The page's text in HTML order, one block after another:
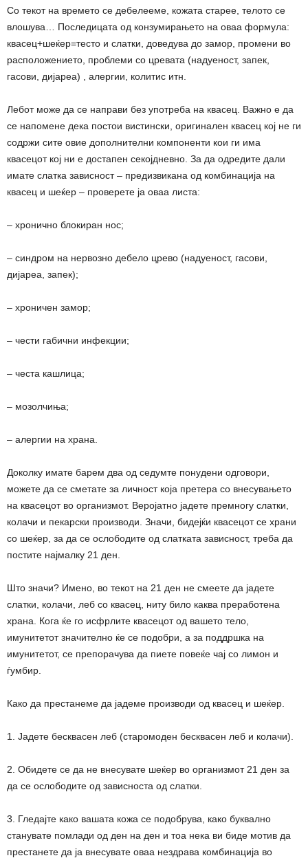
Со текот на времето се дебелееме, кожата старее, телото се
влошува… Последицата од конзумирањето на оваа формула:
квасец+шеќер=тесто и слатки, доведува до замор, промени во
расположението, проблеми со цревата (надуеност, запек,
гасови, дијареа) , алергии, колитис итн.
Лебот може да се направи без употреба на квасец. Важно е да
се напомене дека постои вистински, оригинален квасец кој не ги
содржи сите овие дополнителни компоненти кои ги има
квасецот кој ни е достапен секојдневно. За да одредите дали
имате слатка зависност – предизвикана од комбинација на
квасец и шеќер – проверете ја оваа листа:
– хронично блокиран нос;
– синдром на нервозно дебело црево (надуеност, гасови,
дијареа, запек);
– хроничен замор;
– чести габични инфекции;
– честа кашлица;
– мозолчиња;
– алергии на храна.
Доколку имате барем два од седумте понудени одговори,
можете да се сметате за личност која претера со внесувањето
на квасецот во организмот. Веројатно јадете премногу слатки,
колачи и пекарски производи. Значи, бидејќи квасецот се храни
со шеќер, за да се ослободите од слатката зависност, треба да
постите најмалку 21 ден.
Што значи? Имено, во текот на 21 ден не смеете да јадете
слатки, колачи, леб со квасец, ниту било каква преработена
храна. Кога ќе го исфрлите квасецот од вашето тело,
имунитетот значително ќе се подобри, а за поддршка на
имунитетот, се препорачува да пиете повеќе чај со лимон и
ѓумбир.
Како да престанеме да јадеме производи од квасец и шеќер.
1. Јадете бесквасен леб (старомоден бесквасен леб и колачи).
2. Обидете се да не внесувате шеќер во организмот 21 ден за
да се ослободите од зависноста од слатки.
3. Гледајте како вашата кожа се подобрува, како буквално
станувате помлади од ден на ден и тоа нека ви биде мотив да
престанете да ја внесувате оваа нездрава комбинација во